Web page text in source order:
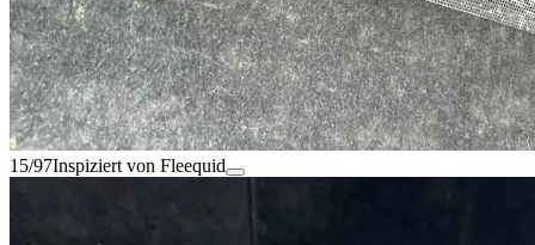
15/97Inspiziert von Fleequid